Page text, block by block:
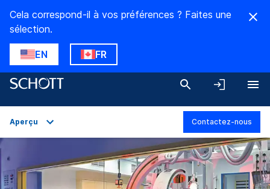
Cela correspond-il à vos préférences ? Faites une
sélection.
EN FR
Applications
Aperçu Contactez-nous